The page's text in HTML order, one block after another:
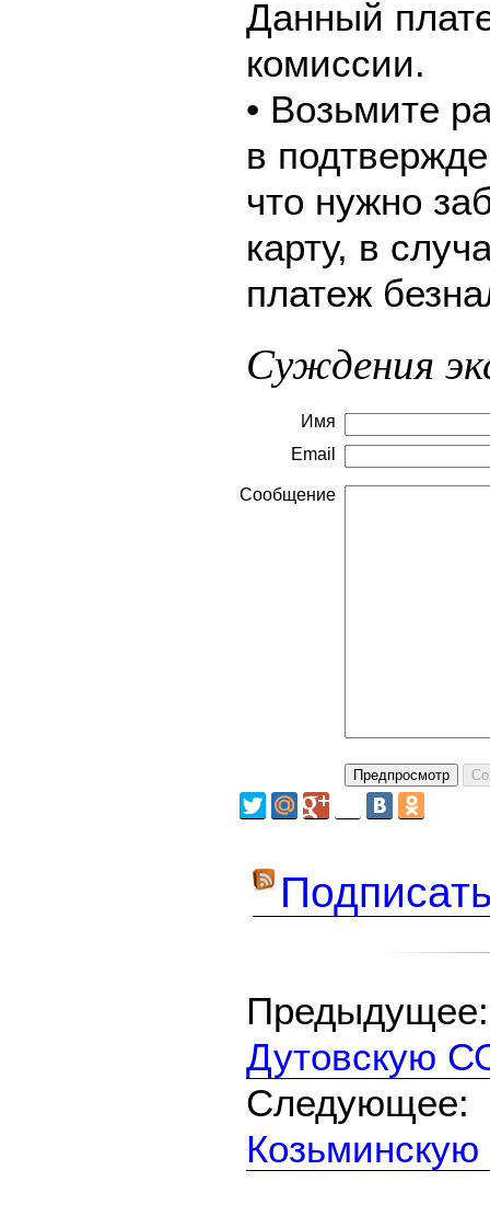
Данный
комиссии.
• Возьмите
в
что нужно
карту, в
платеж
Суждения
Имя
Email
Сообщение
Дутовскую